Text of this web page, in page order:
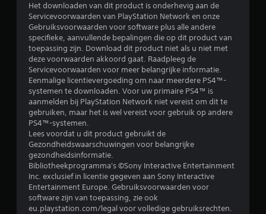
Het downloaden van dit product is onderhevig aan de
Servicevoorwaarden van PlayStation Network en onze
Gebruiksvoorwaarden voor software plus alle andere
specifieke, aanvullende bepalingen die op dit product van
toepassing zijn. Download dit product niet als u niet met
deze voorwaarden akkoord gaat. Raadpleeg de
Servicevoorwaarden voor meer belangrijke informatie.
Eenmalige licentievergoeding om naar meerdere PS4™-
systemen te downloaden. Voor uw primaire PS4™ is
aanmelden bij PlayStation Network niet vereist om dit te
gebruiken, maar het is wel vereist voor gebruik op andere
PS4™-systemen.
Lees voordat u dit product gebruikt de
Gezondheidswaarschuwingen voor belangrijke
gezondheidsinformatie.
Bibliotheekprogramma's ©Sony Interactive Entertainment
Inc. exclusief in licentie gegeven aan Sony Interactive
Entertainment Europe. Gebruiksvoorwaarden voor
software zijn van toepassing, zie ook
eu.playstation.com/legal voor volledige gebruiksrechten.